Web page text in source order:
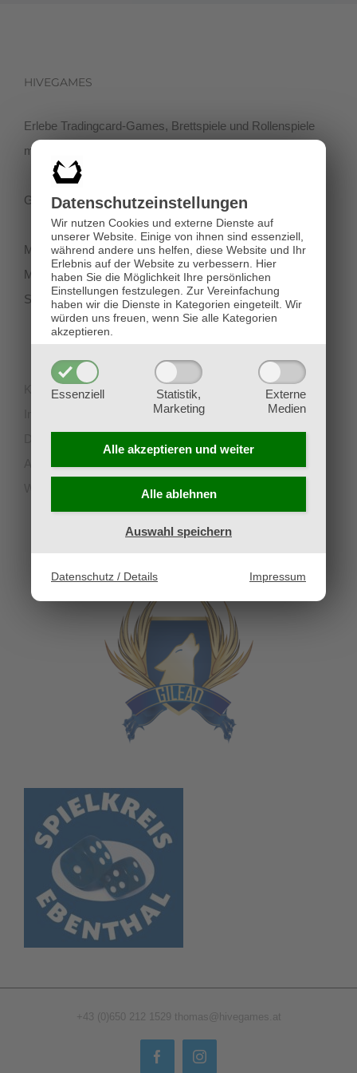
Datenschutz­einstellungen
Wir nutzen Cookies und externe Dienste auf
unserer Website. Einige von ihnen sind essenziell,
während andere uns helfen, diese Website und Ihr
Erlebnis auf der Website zu verbessern. Hier
haben Sie die Möglichkeit Ihre persönlichen
Einstellungen festzulegen. Zur Vereinfachung
haben wir die Dienste in Kategorien eingeteilt. Wir
würden uns freuen, wenn Sie alle Kategorien
akzeptieren.
Essenziell
Statistik,
Marketing
Externe
Medien
Alle akzeptieren und weiter
Alle ablehnen
Auswahl speichern
Datenschutz / Details Impressum
HIVEGAMES
Erlebe Tradingcard-Games, Brettspiele und Rollenspiele
mit einer netten Community in der Klagenfurter Innenstadt!
Getreidegasse 3, 9020 Klagenfurt
Montag-Dienstag 11:00 - 18:00
Mittwoch-Freitag 11:00-19:00
Samstag 12:00 - 18:00
Kontakt
+43 (0)650 212 1529 thomas@hivegames.at
FacebookInstagram